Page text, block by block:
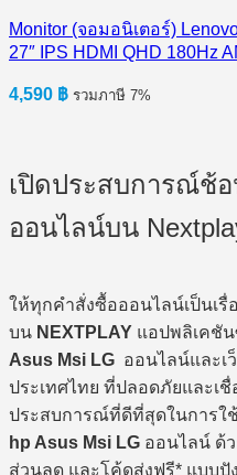
Monitor (จอมอนิเตอร์)
27″ IPS HDMI QHD 180Hz
4,590 ฿ รวมภาษี 7%
เปิดประสบการณ์ช้
ออนไลน์บน
ให้ทุกคำสั่งซื้อออนไลน์เป็นเ
บน NEXTPLAY แอปพลิเคชั
Asus Msi LG ออนไลน์และเ
ประเทศไทย ที่ปลอดภัยและเ
ประสบการณ์ที่ดีที่สุดในการใ
hp Asus Msi LG ออนไลน์ ด้
ส่วนลด และโค้ดส่งฟรี* แบบปั